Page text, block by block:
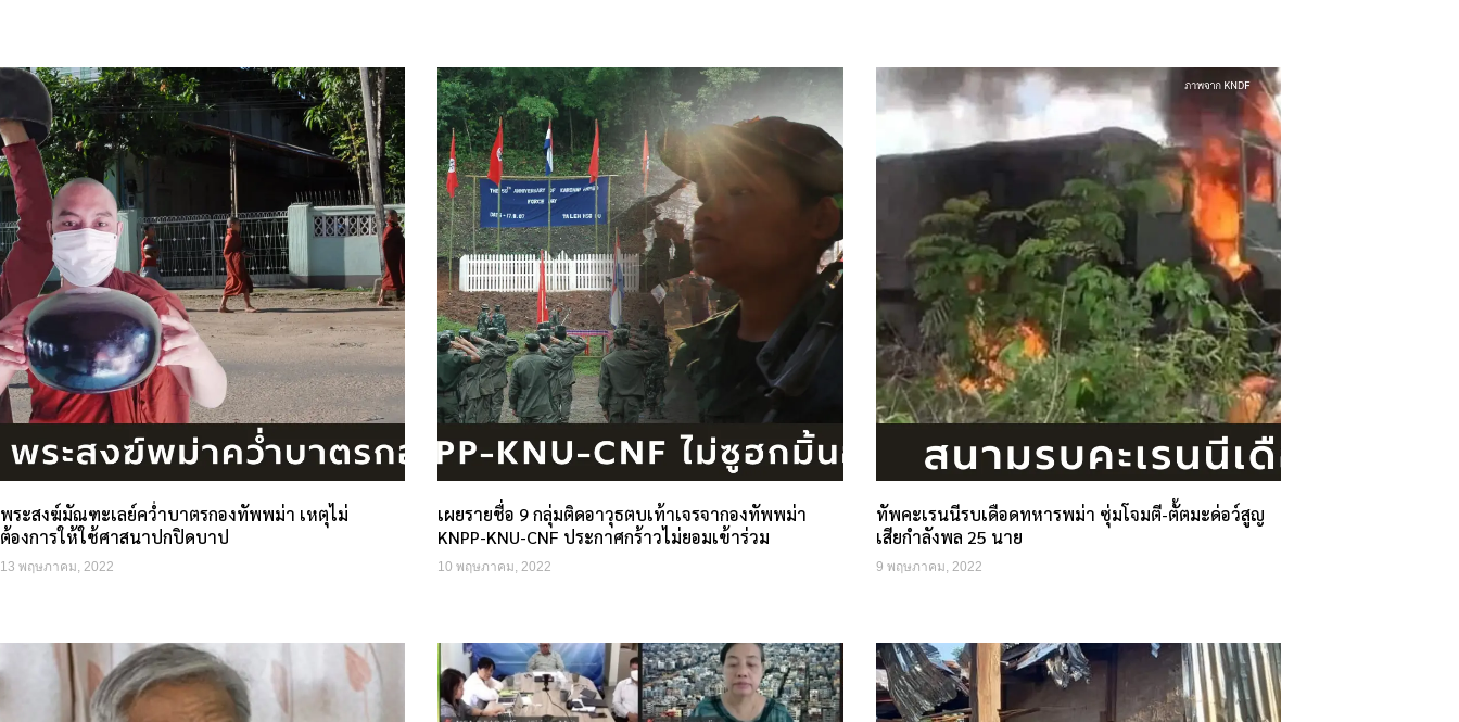
พระสงฆ์มัณฑะเลย์คว่ำบาตรกองทัพพม่า เหตุไม่
ต้องการให้ใช้ศาสนาปกปิดบาป
13 พฤษภาคม, 2022
เผยรายชื่อ 9 กลุ่มติดอาวุธตบเท้าเจรจากองทัพพม่า
KNPP-KNU-CNF ประกาศกร้าวไม่ยอมเข้าร่วม
10 พฤษภาคม, 2022
ทัพคะเรนนีรบเดือดทหารพม่า ซุ่มโจมตี-ตั้ตมะด่อว์สูญ
เสียกำลังพล 25 นาย
9 พฤษภาคม, 2022